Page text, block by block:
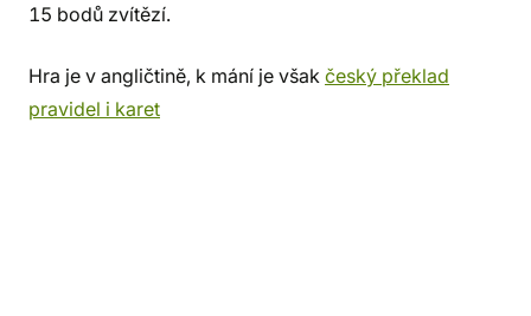
15 bodů zvítězí.
Hra je v angličtině, k mání je však český překlad
pravidel i karet